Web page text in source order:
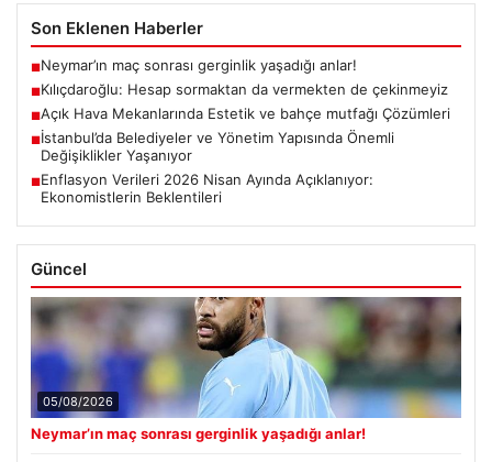
Son Eklenen Haberler
■Neymar’ın maç sonrası gerginlik yaşadığı anlar!
■Kılıçdaroğlu: Hesap sormaktan da vermekten de çekinmeyiz
■Açık Hava Mekanlarında Estetik ve bahçe mutfağı Çözümleri
■İstanbul’da Belediyeler ve Yönetim Yapısında Önemli
Değişiklikler Yaşanıyor
■Enflasyon Verileri 2026 Nisan Ayında Açıklanıyor:
Ekonomistlerin Beklentileri
Güncel
05/08/2026
Neymar’ın maç sonrası gerginlik yaşadığı anlar!